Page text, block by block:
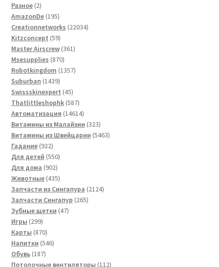
Разное 22
товара
AmazonDe 195195
товаров
Creationnetworks 2203422034
Kitzconcept 5959
товаров
Master Airscrew 361361
Msesupplies 870870
товаров
Robotkingdom 13571357
Suburban 14391439
товаров
Swissskinexpert 4545
товаров
Thatlittleshophk 587587
товаров
Автоматизация 1461414614
товаров
Витамины из Малайзии 323323
товара
Витамины из Швейцарии 54635463
Гадание 922922
товара
Для детей 550550
Для дома 902902
товара
Животные 435435
товаров
Запчасти из Сингапура 21242124
Запчасти Сингапур 265265
Зубные щетки 4747
Игры 299299
товаров
Карты 870870
товаров
Напитки 546546
Обувь 187187
товаров
Потолочные вентиляторы 112112